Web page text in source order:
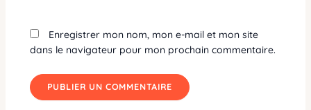
Enregistrer mon nom, mon e-mail et mon site
dans le navigateur pour mon prochain commentaire.